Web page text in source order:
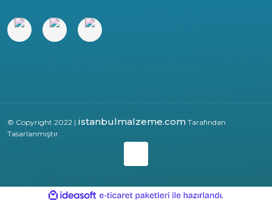
© Copyright 2022 | istanbulmalzeme.com Tarafından
Tasarlanmıştır.
ideasoft
e-